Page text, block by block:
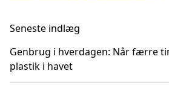
Seneste indlæg
Genbrug i hverdagen: Når færre
plastik i havet